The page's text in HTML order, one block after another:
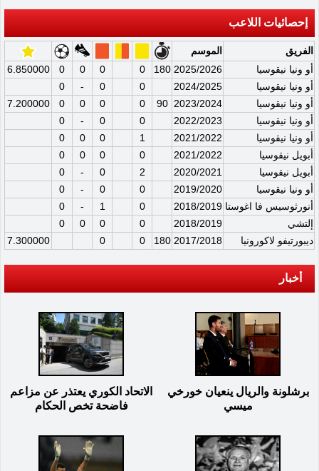
إحصائيات اللاعب
الفريق
الموسم
أو ونيا نيقوسيا
2025/2026
180
0
0
0
0
6.850000
أو ونيا نيقوسيا
2024/2025
0
0
-
0
أو ونيا نيقوسيا
2023/2024
90
0
0
0
0
7.200000
أو ونيا نيقوسيا
2022/2023
0
0
-
0
أو ونيا نيقوسيا
2021/2022
1
0
0
0
أبويل نيقوسيا
2021/2022
0
0
0
0
أبويل نيقوسيا
2020/2021
2
0
-
0
أو ونيا نيقوسيا
2019/2020
0
0
-
0
أنورثوسيس فا اغوستا 2018/2019
0
1
-
0
إلتشي
2018/2019
0
0
0
0
ديبورتيفو لاكورونيا
2017/2018
180
0
0
7.300000
أخبار
برشلونة والريال ينعيان خورخي
ميسي
الاتحاد الكوري يعتذر عن مزاعم
فاضحة تخص الحكام